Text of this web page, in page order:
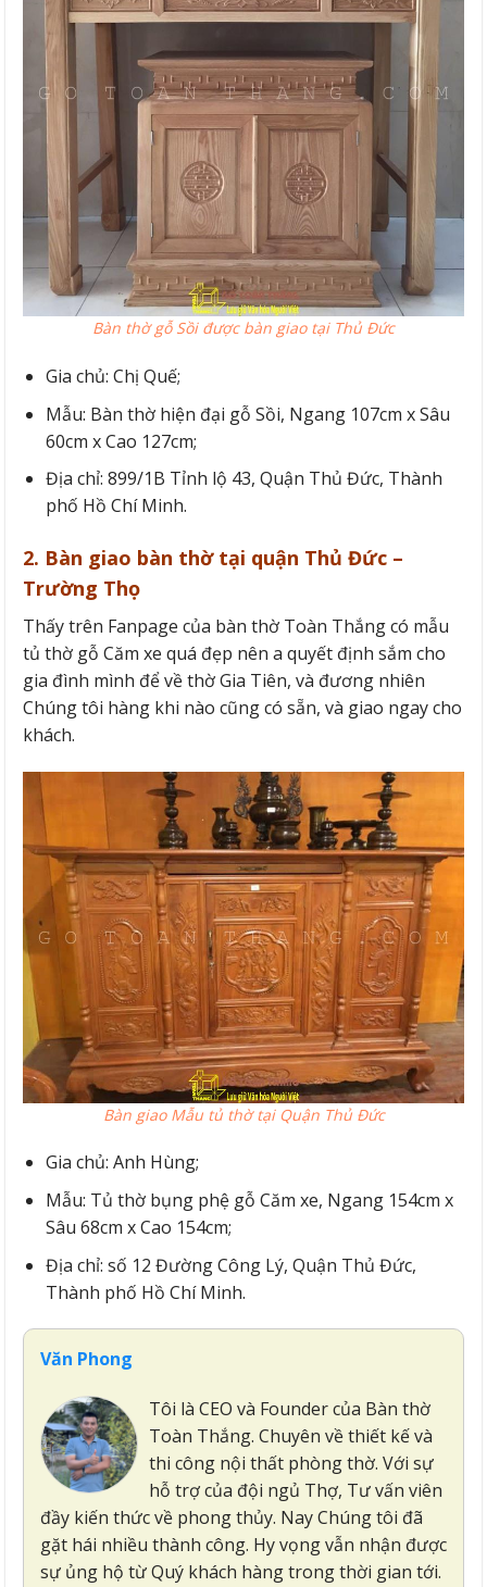
Bàn thờ gỗ Sồi được bàn giao tại Thủ Đức
Gia chủ: Chị Quế;
Mẫu: Bàn thờ hiện đại gỗ Sồi, Ngang 107cm x Sâu
60cm x Cao 127cm;
Địa chỉ: 899/1B Tỉnh lộ 43, Quận Thủ Đức, Thành
phố Hồ Chí Minh.
2. Bàn giao bàn thờ tại quận Thủ Đức –
Trường Thọ
Thấy trên Fanpage của bàn thờ Toàn Thắng có mẫu
tủ thờ gỗ Căm xe quá đẹp nên a quyết định sắm cho
gia đình mình để về thờ Gia Tiên, và đương nhiên
Chúng tôi hàng khi nào cũng có sẵn, và giao ngay cho
khách.
Bàn giao Mẫu tủ thờ tại Quận Thủ Đức
Gia chủ: Anh Hùng;
Mẫu: Tủ thờ bụng phệ gỗ Căm xe, Ngang 154cm x
Sâu 68cm x Cao 154cm;
Địa chỉ: số 12 Đường Công Lý, Quận Thủ Đức,
Thành phố Hồ Chí Minh.
Văn Phong
Tôi là CEO và Founder của Bàn thờ
Toàn Thắng. Chuyên về thiết kế và
thi công nội thất phòng thờ. Với sự
hỗ trợ của đội ngủ Thợ, Tư vấn viên
đầy kiến thức về phong thủy. Nay Chúng tôi đã
gặt hái nhiều thành công. Hy vọng vẫn nhận được
sự ủng hộ từ Quý khách hàng trong thời gian tới.